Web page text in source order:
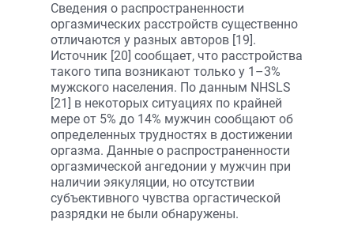
Сведения о распространенности
оргазмических расстройств существенно
отличаются у разных авторов [19].
Источник [20] сообщает, что расстройства
такого типа возникают только у 1–3%
мужского населения. По данным NHSLS
[21] в некоторых ситуациях по крайней
мере oт 5% до 14% мужчин сообщают об
определенных трудностях в достижении
оргазма. Данные о распространенности
оргазмической ангедонии у мужчин при
наличии эякуляции, но отсутствии
субъективного чувства оргастической
разрядки не были обнаружены.